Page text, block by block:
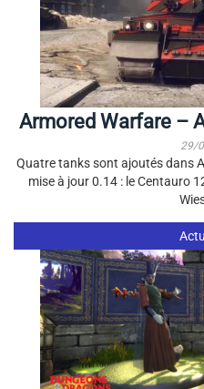
Armored Warfare –
29/
Quatre tanks sont ajoutés dans
mise à jour 0.14 : le Centauro